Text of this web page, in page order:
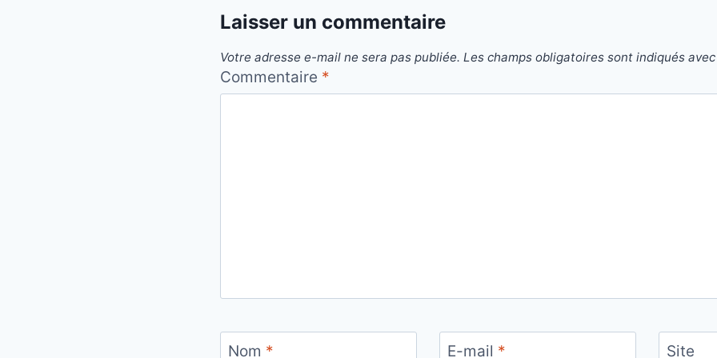
Laisser un commentaire
Votre adresse e-mail ne sera pas publiée. Les champs obligatoires sont indiqués
Commentaire *
Nom * E-mail * Site